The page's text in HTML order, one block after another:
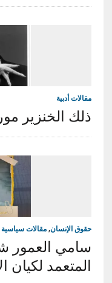
مقالات أدبية
ذلك الخنزير
حقوق الإنسان, مقالات سياسية
سامي العمور
المتعمد لكيان